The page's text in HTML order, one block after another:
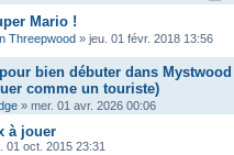
Mario !
Threepwood » jeu. 01 févr. 2018 13:56
bien débuter dans Mystwood
comme un touriste)
» mer. 01 avr. 2026 00:06
à jouer
01 oct. 2015 23:31